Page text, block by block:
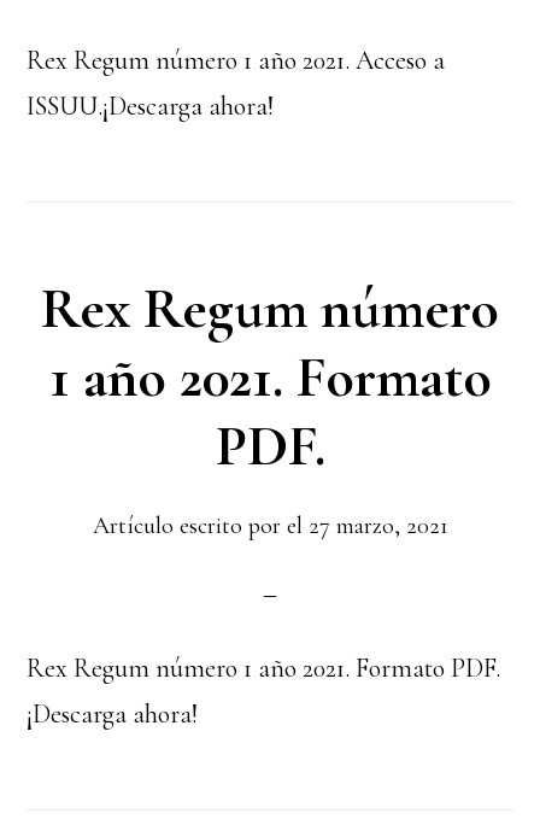
Rex Regum número 1 año 2021. Acceso a
ISSUU.¡Descarga ahora!
Rex Regum número
1 año 2021. Formato
PDF.
Artículo escrito por el 27 marzo, 2021
Rex Regum número 1 año 2021. Formato PDF.
¡Descarga ahora!